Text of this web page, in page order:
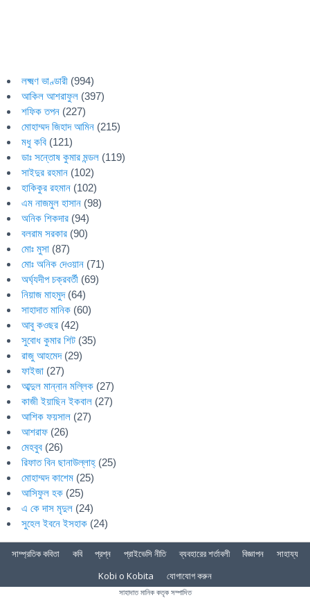
লক্ষ্মণ ভাণ্ডারী (994)
আকিল আশরাফুল (397)
শফিক তপন (227)
মোহাম্মদ জিহাদ আমিন (215)
মধু কবি (121)
ডাঃ সন্তোষ কুমার মন্ডল (119)
সাইদুর রহমান (102)
হাকিকুর রহমান (102)
এম নাজমুল হাসান (98)
অনিক শিকদার (94)
বলরাম সরকার (90)
মোঃ মুসা (87)
মোঃ অনিক দেওয়ান (71)
অর্ঘ্যদীপ চক্রবর্তী (69)
নিয়াজ মাহমুদ(64)
সাহাদাত মানিক (60)
আবু কওছর (42)
সুবোধ কুমার শিট (35)
রাজু আহমেদ(29)
ফাইজা (27)
আব্দুল মান্নান মল্লিক (27)
কাজী ইয়াছিন ইকবাল (27)
আশিক ফয়সাল (27)
আশরাফ (26)
মেহবুব (26)
রিফাত বিন ছানাউল্লাহ্ (25)
মোহাম্মদ কাশেম (25)
আসিফুল হক (25)
এ কে দাস মৃদুল (24)
সুহেল ইবনে ইসহাক (24)
সাম্প্রতিক কবিতা কবি প্রশ্ন প্রাইভেসি নীতি ব্যবহারের শর্তাবলী বিজ্ঞাপন
সাহায্য
Kobi o Kobita
যোগাযোগ করুন
সাহাদাত মানিক কতৃক সম্পাদিত